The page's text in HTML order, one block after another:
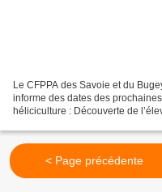
Le CFPPA des Savoie et du
informe des dates des
héliciculture : Découverte de
< Page précédente